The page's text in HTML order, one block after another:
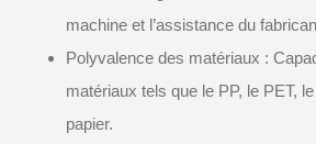
machine et l’assistance du
Polyvalence des matériaux :
matériaux tels que le PP, le PET,
papier.